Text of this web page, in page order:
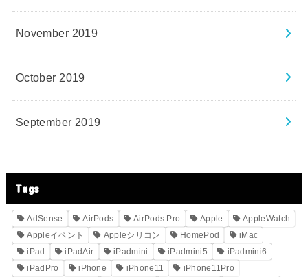
November 2019
October 2019
September 2019
Tags
AdSense AirPods AirPods Pro Apple
AppleWatch
Appleイベント
Appleシリコン HomePod
iMac
iPad
iPadAir iPadmini iPadmini5
iPadmini6
iPadPro
iPhone iPhone11
iPhone11Pro